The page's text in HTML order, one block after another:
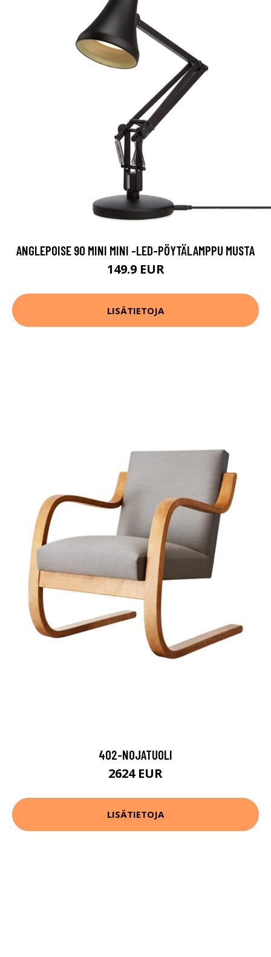
ANGLEPOISE 90 MINI MINI -LED-PÖYTÄLAMPPU MUSTA
149.9 EUR
LISÄTIETOJA
402-NOJATUOLI
2624 EUR
LISÄTIETOJA